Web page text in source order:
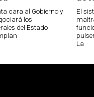
cara al Gobierno y
los
del Estado
El
La